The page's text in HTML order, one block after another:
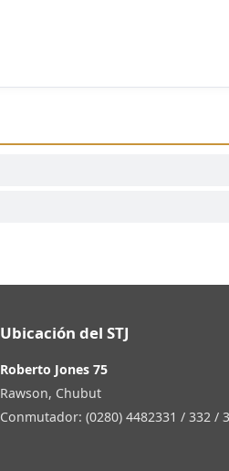
Ubicación del STJ
Roberto Jones 75
Rawson, Chubut
Conmutador: (0280) 4482331 / 332 /